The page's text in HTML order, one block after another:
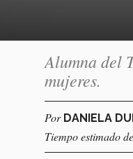
Alumna del
mujeres.
Por DANIELA
Tiempo estimado